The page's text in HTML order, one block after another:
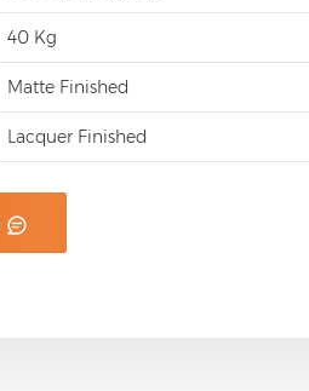
40 Kg
Matte Finished
Lacquer Finished